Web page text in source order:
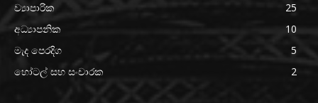
ව්‍යාපාරික
25
අධ්‍යාපනික
10
මැද පෙරදිග
5
හෝටල් සහ සංචාරක
2